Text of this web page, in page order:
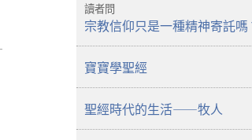
讀者問
宗教信仰只是一種精神寄託嗎
寶寶學聖經
聖經時代的生活——牧人